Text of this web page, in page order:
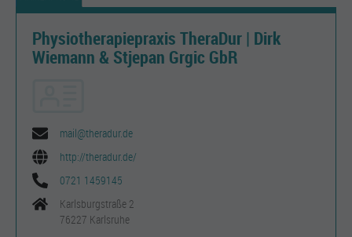
Physiotherapiepraxis TheraDur | Dirk
Wiemann & Stjepan Grgic GbR
mail@theradur.de
http://theradur.de/
0721 1459145
Karlsburgstraße 2
76227 Karlsruhe